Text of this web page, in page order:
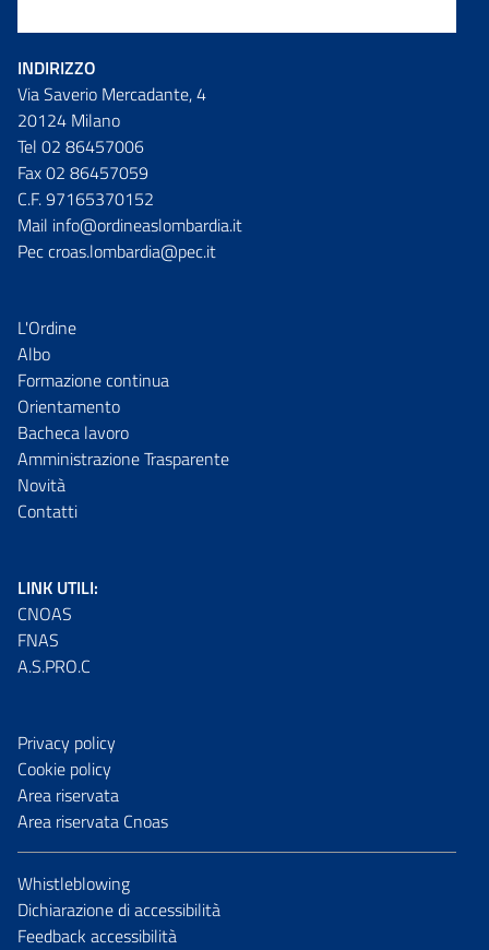
INDIRIZZO
Via Saverio Mercadante, 4
20124 Milano
Tel 02 86457006
Fax 02 86457059
C.F. 97165370152
Mail info@ordineaslombardia.it
Pec croas.lombardia@pec.it
L'Ordine
Albo
Formazione continua
Orientamento
Bacheca lavoro
Amministrazione Trasparente
Novità
Contatti
LINK UTILI:
CNOAS
FNAS
A.S.PRO.C
Privacy policy
Cookie policy
Area riservata
Area riservata Cnoas
Whistleblowing
Dichiarazione di accessibilità
Feedback accessibilità